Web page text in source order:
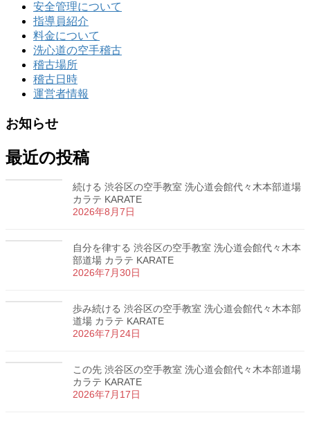
安全管理について
指導員紹介
料金について
洗心道の空手稽古
稽古場所
稽古日時
運営者情報
お知らせ
最近の投稿
続ける 渋谷区の空手教室 洗心道会館代々木本部道場
カラテ KARATE
2026年8月7日
自分を律する 渋谷区の空手教室 洗心道会館代々木本
部道場 カラテ KARATE
2026年7月30日
歩み続ける 渋谷区の空手教室 洗心道会館代々木本部
道場 カラテ KARATE
2026年7月24日
この先 渋谷区の空手教室 洗心道会館代々木本部道場
カラテ KARATE
2026年7月17日